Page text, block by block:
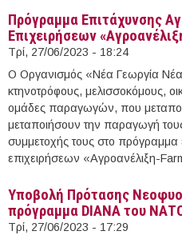
Πρόγραμμα Επιτάχυνσης
Επιχειρήσεων
Τρί, 27/06/2023 - 18:24
Ο Οργανισμός «Νέα Γεωργία Νέα
κτηνοτρόφους, μελισσοκόμους,
ομάδες παραγωγών, που
μεταποιήσουν την παραγωγή
συμμετοχής τους στο πρόγραμμα
επιχειρήσεων «Αγροανέλιξη-
Υποβολή Πρότασης
πρόγραμμα DIANA του
Τρί, 27/06/2023 - 17:29